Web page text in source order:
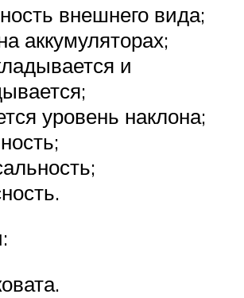
внешнего вида;
аккумуляторах;
и
уровень наклона;